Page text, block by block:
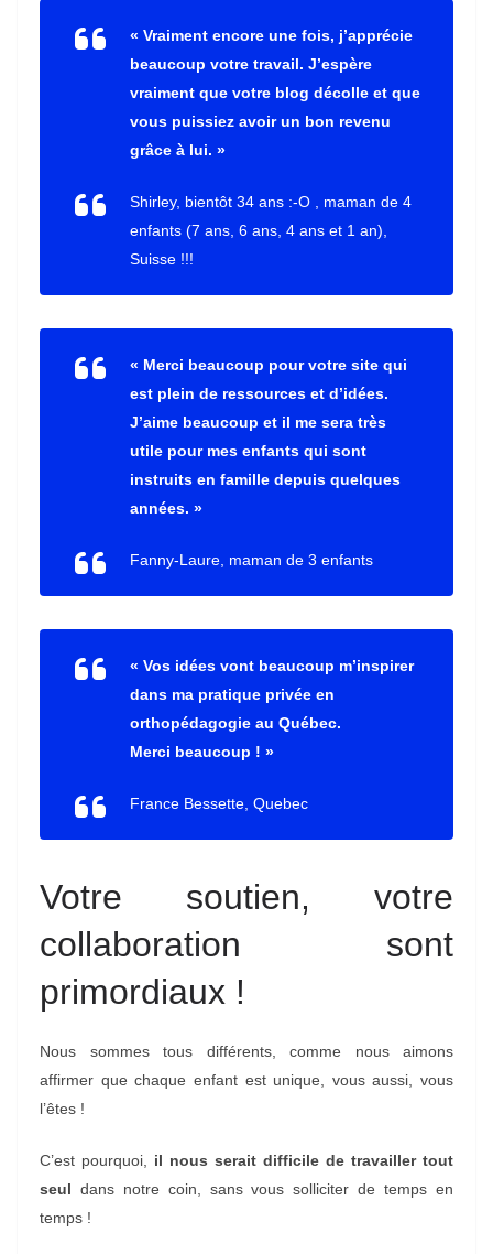
« Vraiment encore une fois, j’apprécie
beaucoup votre travail. J’espère
vraiment que votre blog décolle et que
vous puissiez avoir un bon revenu
grâce à lui. »
Shirley, bientôt 34 ans :-O , maman de 4
enfants (7 ans, 6 ans, 4 ans et 1 an),
Suisse !!!
« Merci beaucoup pour votre site qui
est plein de ressources et d’idées.
J’aime beaucoup et il me sera très
utile pour mes enfants qui sont
instruits en famille depuis quelques
années. »
Fanny-Laure, maman de 3 enfants
« Vos idées vont beaucoup m’inspirer
dans ma pratique privée en
orthopédagogie au Québec.
Merci beaucoup ! »
France Bessette, Quebec
Votre soutien, votre
collaboration sont
primordiaux !
Nous sommes tous différents, comme nous aimons
affirmer que chaque enfant est unique, vous aussi, vous
l’êtes !
C’est pourquoi, il nous serait difficile de travailler tout
seul dans notre coin, sans vous solliciter de temps en
temps !